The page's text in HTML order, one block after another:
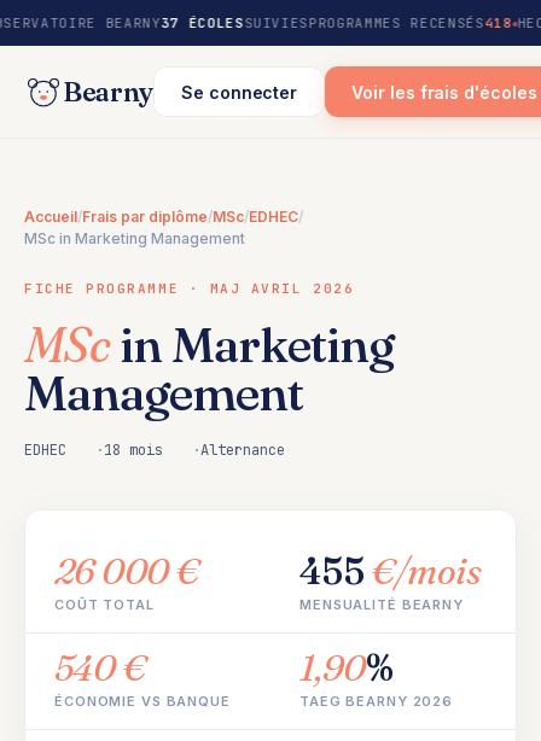
contenu BEARNY37 ÉCOLESSUIVIESPROGRAMMES RECENSÉS418
Bearny Se connecter Voir les frais d'écoles
Accueil/Frais par diplôme/MSc/EDHEC/
MSc in Marketing Management
FICHE PROGRAMME · MAJ AVRIL 2026
MScin Marketing
Management
EDHEC 18 mois Alternance
26 000 €
COÛT TOTAL
455€/mois
MENSUALITÉ BEARNY
540 €
ÉCONOMIE VS BANQUE
1,90%
TAEG BEARNY 2026